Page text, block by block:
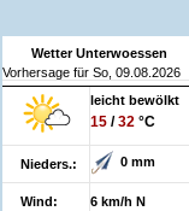
Wetter Unterwoessen
Vorhersage für So, 09.08.2026
leicht bewölkt
15 /32 °C
Nieders.: 0 mm
Wind: 6 km/h N